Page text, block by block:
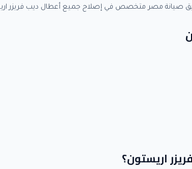
صيانة مصر متخصص في إصلاح جميع أعطال ديب فريزر
اريستون؟